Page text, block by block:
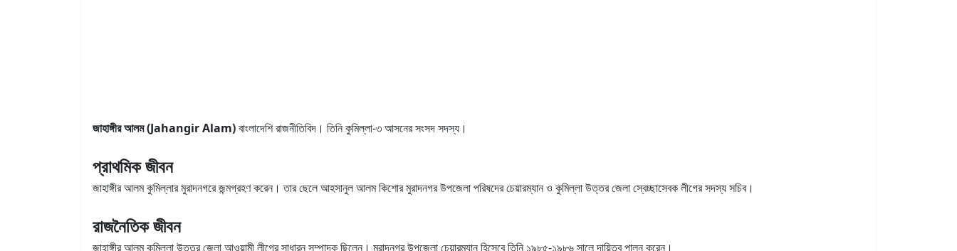
জাহাঙ্গীর আলম (Jahangir Alam)বাংলাদেশি রাজনীতিবিদ। তিনি কুমিল্লা-৩ আসনের সংসদ সদস্য।
প্রাথমিক জীবন
জাহাঙ্গীর আলম কুমিল্লার মুরাদনগরে জন্মগ্রহণ করেন। তার ছেলে আহসানুল আলম কিশোর মুরাদনগর উপজেলা পরিষদের চেয়ারম্যান ও কুমিল্লা উত্তর জেলা স্বেচ্ছাসেবক লীগের সদস্য সচিব।
রাজনৈতিক জীবন
জাহাঙ্গীর আলম কুমিল্লা উত্তর জেলা আওয়ামী লীগের সাধারন সম্পাদক ছিলেন। মুরাদনগর উপজেলা চেয়ারম্যান হিসেবে তিনি ১৯৮৫-১৯৮৬ সালে দায়িত্ব পালন করেন।